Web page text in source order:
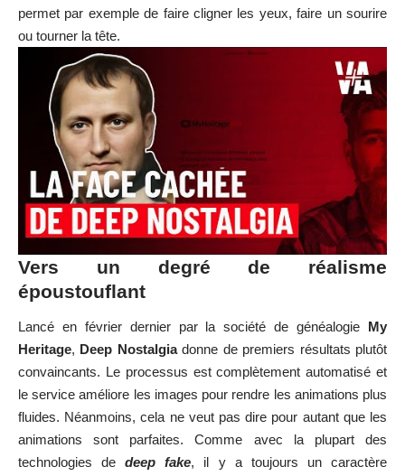
permet par exemple de faire cligner les yeux, faire un sourire
ou tourner la tête.
Vers un degré de réalisme
époustouflant
Lancé en février dernier par la société de généalogie My
Heritage, Deep Nostalgiadonne de premiers résultats plutôt
convaincants. Le processus est complètement automatisé et
le service améliore les images pour rendre les animations plus
fluides. Néanmoins, cela ne veut pas dire pour autant que les
animations sont parfaites. Comme avec la plupart des
technologies dedeep fake, il y a toujours un caractère